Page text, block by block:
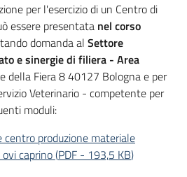
per l'esercizio di un Centro di
essere presentata nel corso
domanda al Settore
e sinergie di filiera - Area
della Fiera 8 40127 Bologna e per
Veterinario - competente per
moduli:
centro produzione materiale
caprino(PDF - 193,5 KB)